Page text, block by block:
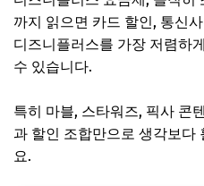
까지 읽으면 카드 할인, 통신
디즈니플러스를 가장 저렴하
수 있습니다.
특히 마블, 스타워즈, 픽사 콘
과 할인 조합만으로 생각보다
요.